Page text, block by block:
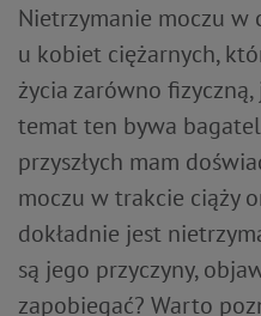
Nietrzymanie moczu w
u kobiet ciężarnych,
życia zarówno
temat ten bywa
przyszłych mam
moczu w trakcie ciąży
dokładnie jest
są jego przyczyny,
zapobiegać? Warto